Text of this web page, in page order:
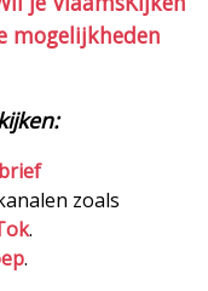
mogelijkheden
zoals
.
.